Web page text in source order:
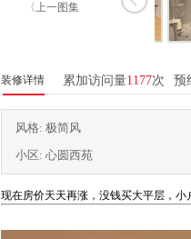
〈上一图集
装修详情 累加访问量1177次 预
风格: 极简风
小区: 心圆西苑
现在房价天天再涨，没钱买大平层，